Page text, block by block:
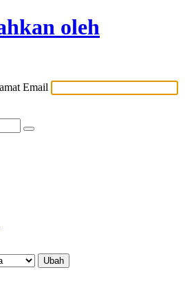
oleh
Email